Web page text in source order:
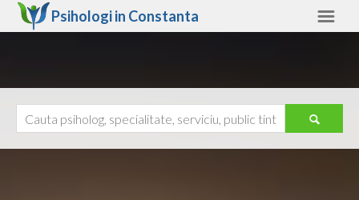
Psihologi in Constanta
Ajutor